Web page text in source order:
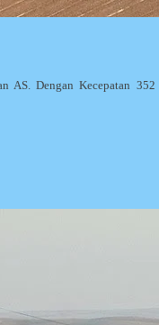
AS. Dengan Kecepatan